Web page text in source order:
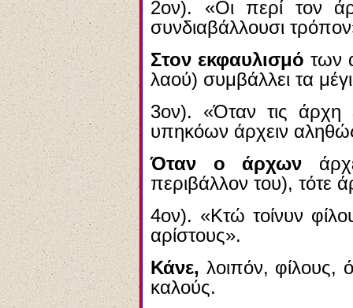
2ον). «Οι περί τον
συνδιαβάλλουσι
Στον εκφαυλισμό των
λαού) συμβάλλει τα
3ον). «Όταν τις άρχη
υπηκόων άρχειν
Όταν ο άρχων
περιβάλλον του), τότε
4ον). «Κτώ τοίνυν
αρίστους».
Κάνε, λοιπόν, φίλους,
καλούς.